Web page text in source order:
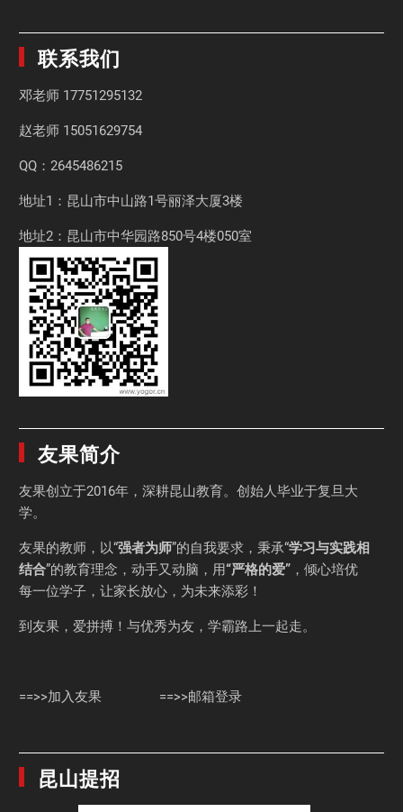
联系我们
邓老师 17751295132
赵老师 15051629754
QQ：2645486215
地址1：昆山市中山路1号丽泽大厦3楼
地址2：昆山市中华园路850号4楼050室
友果简介
友果创立于2016年，深耕昆山教育。创始人毕业于复旦大
学。
友果的教师，以“强者为师”的自我要求，秉承“学习与实践相
结合”的教育理念，动手又动脑，用“严格的爱” ，倾心培优
每一位学子，让家长放心，为未来添彩！
到友果，爱拼搏！与优秀为友，学霸路上一起走。
==>>加入友果 ==>>邮箱登录
昆山提招